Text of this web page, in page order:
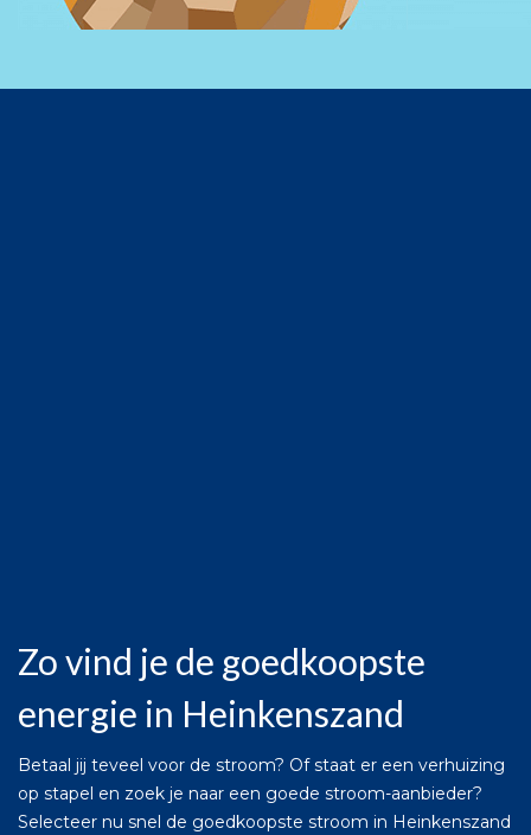
Zo vind je de goedkoopste
energie in Heinkenszand
Betaal jij teveel voor de stroom? Of staat er een verhuizing
op stapel en zoek je naar een goede stroom-aanbieder?
Selecteer nu snel de goedkoopste stroom in Heinkenszand